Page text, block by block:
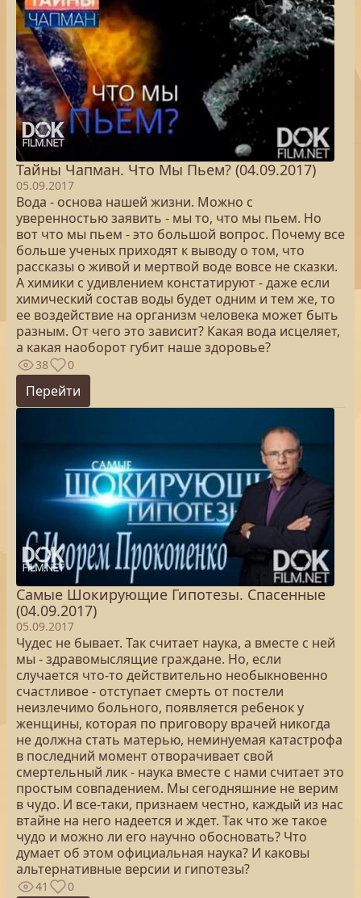
Тайны Чапман. Что Мы Пьем? (04.09.2017)
05.09.2017
Вода - основа нашей жизни. Можно с
уверенностью заявить - мы то, что мы пьем. Но
вот что мы пьем - это большой вопрос. Почему все
больше ученых приходят к выводу о том, что
рассказы о живой и мертвой воде вовсе не сказки.
А химики с удивлением констатируют - даже если
химический состав воды будет одним и тем же, то
ее воздействие на организм человека может быть
разным. От чего это зависит? Какая вода исцеляет,
а какая наоборот губит наше здоровье?
38 0
Перейти
Самые Шокирующие Гипотезы. Спасенные
(04.09.2017)
05.09.2017
Чудес не бывает. Так считает наука, а вместе с ней
мы - здравомыслящие граждане. Но, если
случается что-то действительно необыкновенно
счастливое - отступает смерть от постели
неизлечимо больного, появляется ребенок у
женщины, которая по приговору врачей никогда
не должна стать матерью, неминуемая катастрофа
в последний момент отворачивает свой
смертельный лик - наука вместе с нами считает это
простым совпадением. Мы сегодняшние не верим
в чудо. И все-таки, признаем честно, каждый из нас
втайне на него надеется и ждет. Так что же такое
чудо и можно ли его научно обосновать? Что
думает об этом официальная наука? И каковы
альтернативные версии и гипотезы?
41 0